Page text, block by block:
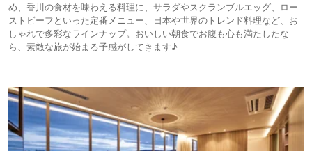
め、香川の食材を味わえる料理に、サラダやスクランブルエッグ、ロー
ストビーフといった定番メニュー、日本や世界のトレンド料理など、お
しゃれで多彩なラインナップ。おいしい朝食でお腹も心も満たしたな
ら、素敵な旅が始まる予感がしてきます♪